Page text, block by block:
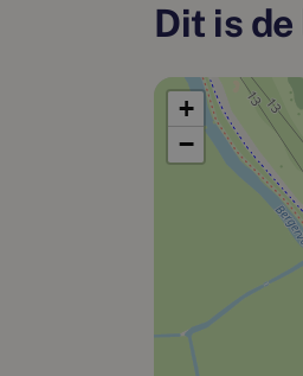
wegen N9 en N245 liggen
Amsterdam en Haarlem te
treinstation van Alkmaar
bushalte vind je al aan de
Interesse; schrijf je via de
Dit is
+
−